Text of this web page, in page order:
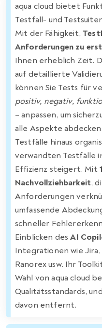
aqua cloud bietet
Testfall- und
Mit der Fähigkeit,
Anforderungen zu
Ihnen erheblich Zeit.
auf detaillierte
können Sie Tests für
positiv, negativ,
– anpassen, um
alle Aspekte
Testfälle hinaus
verwandten Testfälle
Effizienz steigert. Mit
Nachvollziehbarkeit,
Anforderungen
umfassende
schneller
Einblicken des AI
Integrationen wie Jira,
Ranorex usw. Ihr
Wahl von aqua cloud
Qualitätsstandards,
davon entfernt.